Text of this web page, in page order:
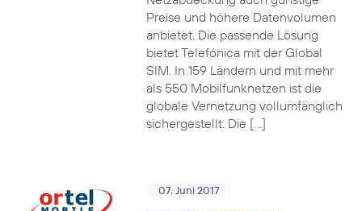
Preise und höhere Datenvolumen
anbietet. Die passende Lösung
bietet Telefónica mit der Global
SIM. In 159 Ländern und mit mehr
als 550 Mobilfunknetzen ist die
globale Vernetzung vollumfänglich
sichergestellt. Die […]
07. Juni 2017